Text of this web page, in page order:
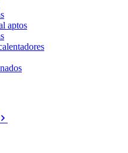
aptos